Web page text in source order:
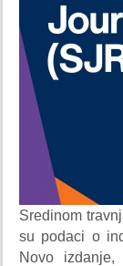
Sredinom
su podaci o
Novo izdanje,